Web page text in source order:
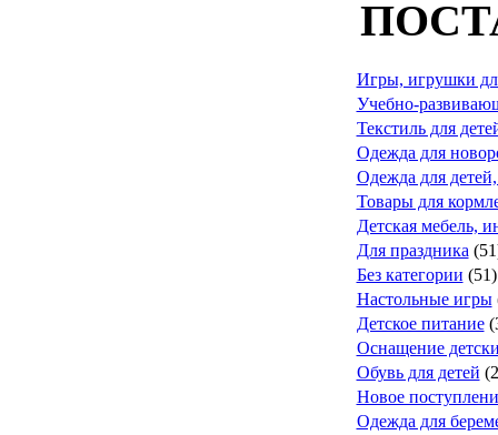
Игры, игрушки
Учебно-
Текстиль для
Одежда для
Одежда для
Товары для
Детская мебель,
Для праздника
Без категории (51)
Настольные игры
Детское питание
Оснащение
Обувь для детей
Новое
Одежда для